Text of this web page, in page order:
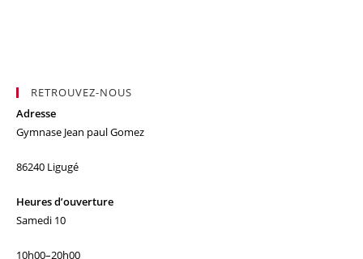
RETROUVEZ-NOUS
Adresse
Gymnase Jean paul Gomez
86240 Ligugé
Heures d’ouverture
Samedi 10
10h00–20h00